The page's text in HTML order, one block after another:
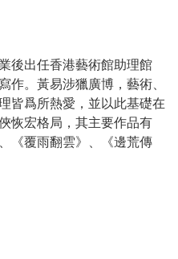
後出任香港藝術館助理館
作。黃易涉獵廣博，藝術、
皆爲所熱愛，並以此基礎在
恢宏格局，其主要作品有
《覆雨翻雲》、《邊荒傳